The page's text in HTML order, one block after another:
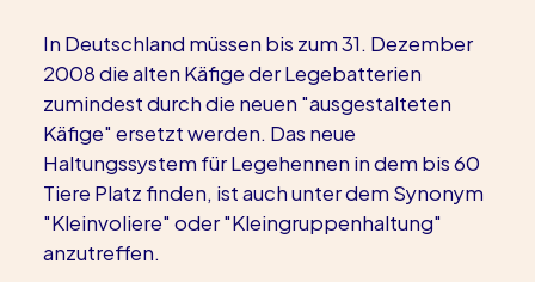
In Deutschland müssen bis zum 31. Dezember
2008 die alten Käfige der Legebatterien
zumindest durch die neuen "ausgestalteten
Käfige" ersetzt werden. Das neue
Haltungssystem für Legehennen in dem bis 60
Tiere Platz finden, ist auch unter dem Synonym
"Kleinvoliere" oder "Kleingruppenhaltung"
anzutreffen.